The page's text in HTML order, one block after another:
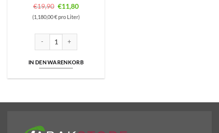
€19,90 Ursprünglicher
Preis
€19,90
€11,80Aktueller
Preis
(1,180,00 € pro Liter)
IN DEN WARENKORB